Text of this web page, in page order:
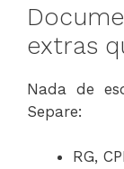
extras
Nada de
Separe:
RG,